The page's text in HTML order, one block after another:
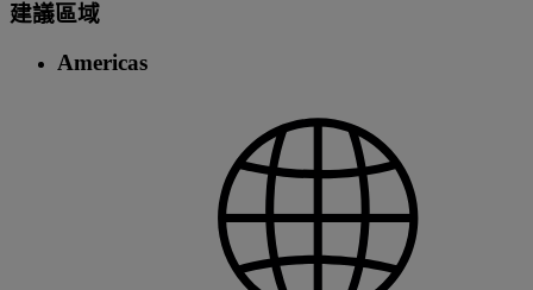
建議區域
Americas